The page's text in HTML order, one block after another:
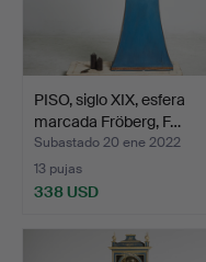
PISO, siglo XIX, esfera
marcada Fröberg, F…
Subastado 20 ene 2022
13 pujas
338 USD